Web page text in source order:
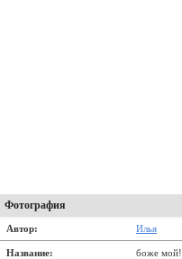
Фотография
Автор: Илья
Название: боже мой!